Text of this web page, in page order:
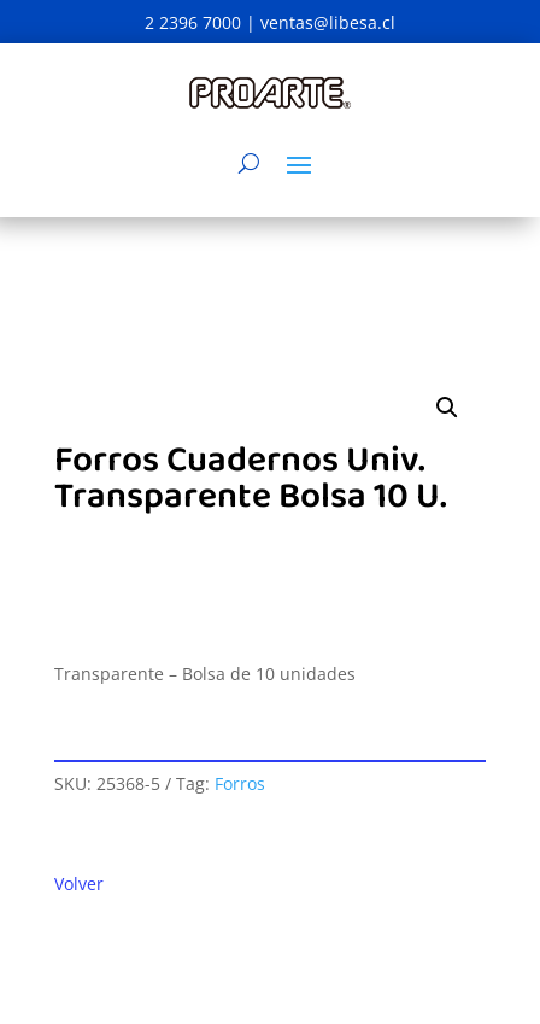
2 2396 7000 | ventas@libesa.cl
Forros Cuadernos Univ.
Transparente Bolsa 10 U.
Transparente – Bolsa de 10 unidades
SKU: 25368-5 Tag: Forros
Volver